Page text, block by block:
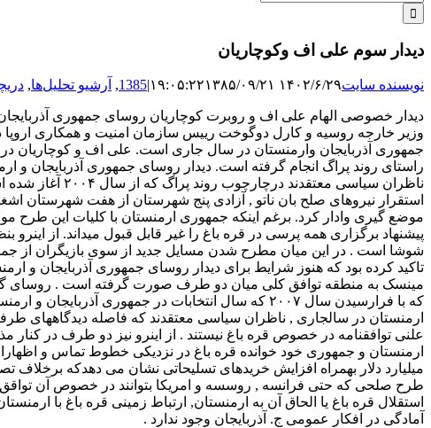
برای:
دیدار سوم علی اف وکوچاریان
نویسنده سایت۱۴۰۲/۶/۲۹ ۱۹:۰۵:۲۲ ۱۳۸۵/۰۹/۲۱ |
1385
, آرشیو تحلیل‌ها,
دیدار خصوصی الهام علی اف و روبرت کوچاریان روسای جمهوری
وزیر خارجه روسیه و کارل دوگوخت رییس سازمان امنیت و همکاری اروپا
جمهوری آذربایجان وارمنستان در سال جاری است. علی اف و کوچاریان در
راستای روند پراگ انجام گرفته است. دیدار روسای جمهوری
ناظران
استقرار نیروهای صلح بان ناتو , آزادی پنج شهرستان از هفت شهرستان
موضع گیری وادار کرد. برغم اینکه جمهوری ارمنستان با کلیات این
پیشنهاد برگزاری همه پرسی در قره باغ را غیر قابل قبول میداند. از
شوشا است . در این میان مطرح شدن مسایل جدید از سوی بازیگران از
تاکید کرده بود که هنوز شرایط برای دیدار روسای جمهوری آذربایجان و
که با فرارسیدن سال ۲۰۰۷ که سال انتخابات در
ارمنستان در سالجاری , ناظران سیاسی معتقدند که فاصله دیدگاههای
علنی توافقنامه در خصوص قره باغ نیستند . از اینرو نیز دو طرف در کنار
ارمنستان و جمهوری خود خوانده قره باغ در نزدیکی خطوط تماس و
میلیارد دلار بهمراه افزایش خریدهای تسلیحاتی نشان می دهدکه
طرح صلحی که حتی فرانسه , روسسه و امریکا بتوانند در خصوص آن
استقلال قره باغ یا الحاق آن به ارمنستان, ارتباط زمینی قره باغ با
آمادگی در افکار عمومی ج. آذربایجان وجود ندارد .